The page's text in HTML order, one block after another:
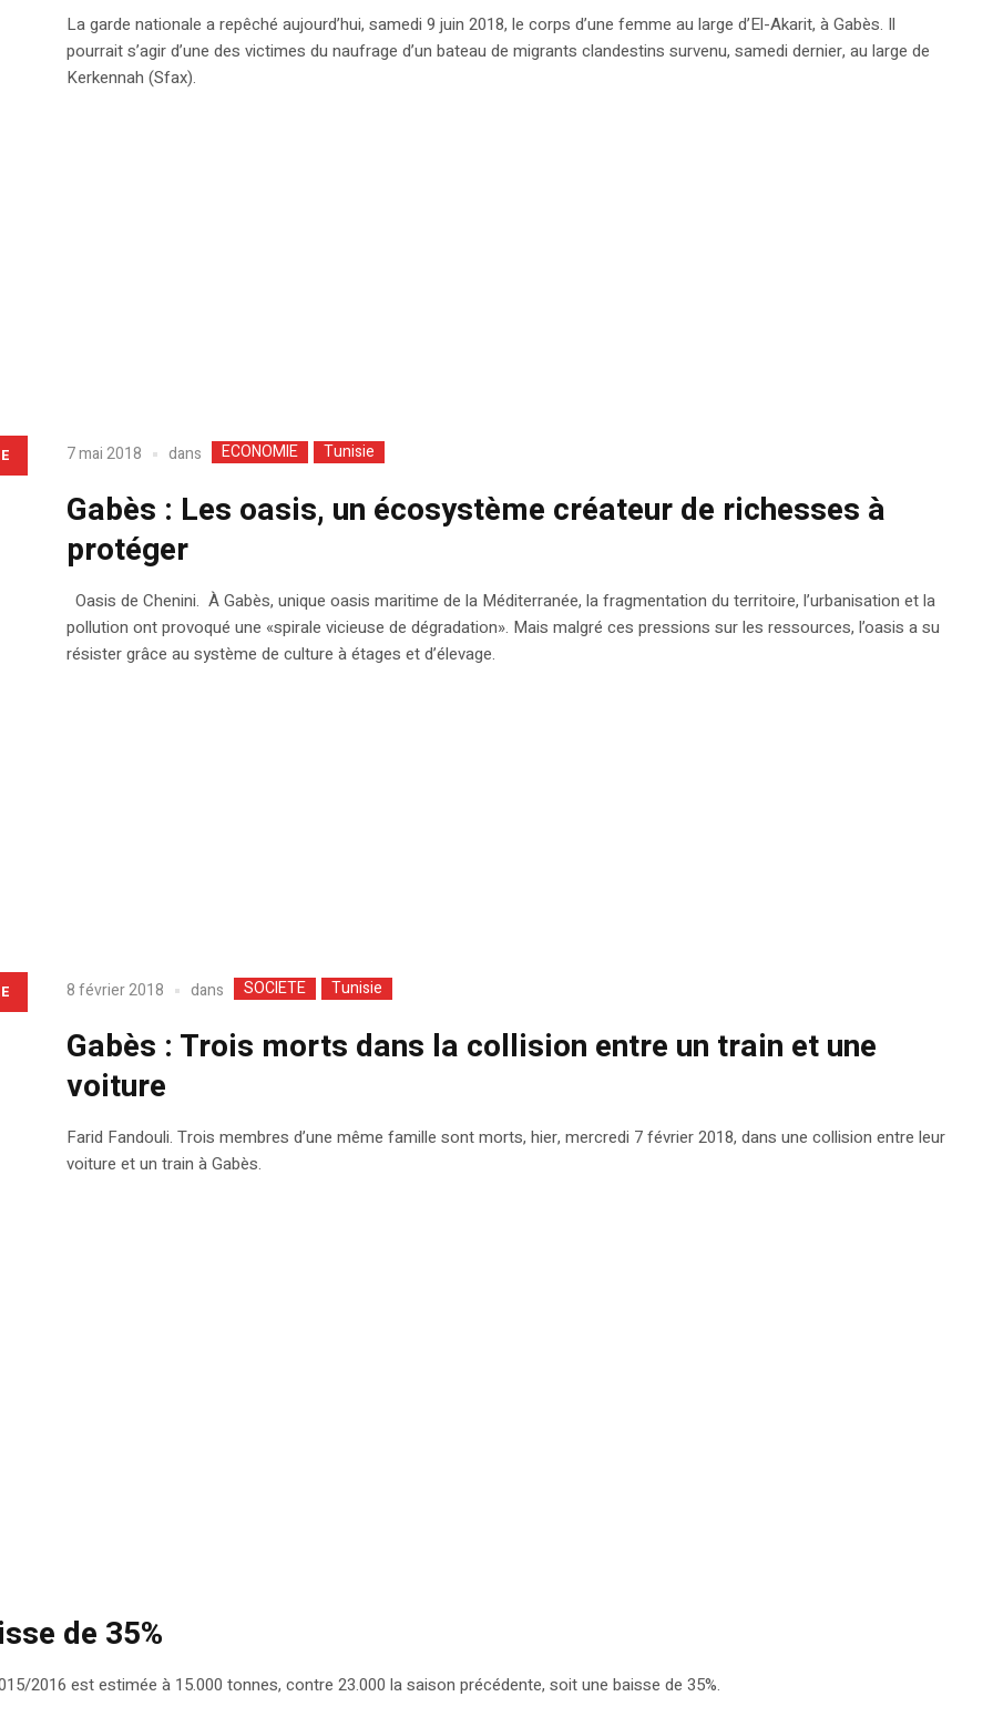
La garde nationale a repêché aujourd’hui, samedi 9 juin 2018, le corps d’une femme au large d’El-Akarit, à Gabès. Il
pourrait s’agir d’une des victimes du naufrage d’un bateau de migrants clandestins survenu, samedi dernier, au large de
Kerkennah (Sfax).
7 mai 2018 dans ECONOMIE Tunisie
Gabès : Les oasis, un écosystème créateur de richesses à
protéger
Oasis de Chenini. À Gabès, unique oasis maritime de la Méditerranée, la fragmentation du territoire, l’urbanisation et la
pollution ont provoqué une «spirale vicieuse de dégradation». Mais malgré ces pressions sur les ressources, l’oasis a su
résister grâce au système de culture à étages et d’élevage.
8 février 2018 dans SOCIETE Tunisie
Gabès : Trois morts dans la collision entre un train et une
voiture
Farid Fandouli. Trois membres d’une même famille sont morts, hier, mercredi 7 février 2018, dans une collision entre leur
voiture et un train à Gabès.
de 35%
2016 est estimée à 15.000 tonnes, contre 23.000 la saison précédente, soit une baisse de 35%.